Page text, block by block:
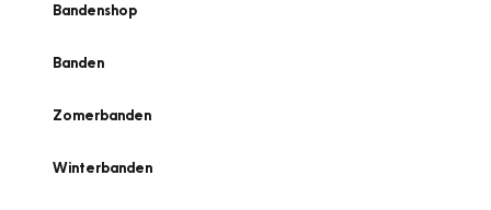
Bandenshop
Banden
Zomerbanden
Winterbanden